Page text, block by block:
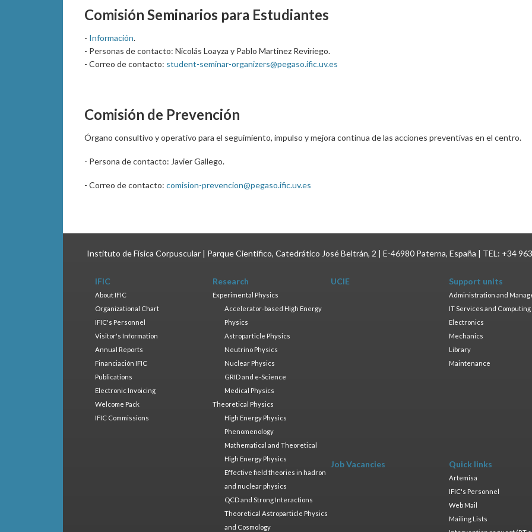
Comisión Seminarios para Estudiantes
- Información.
- Personas de contacto: Nicolás Loayza y Pablo Martinez Reviriego.
- Correo de contacto: student-seminar-organizers@pegaso.ific.uv.es
Comisión de Prevención
Órgano consultivo y operativo para el seguimiento, impulso y mejora continua de las acciones preventivas en el centro.
- Persona de contacto: Javier Gallego.
- Correo de contacto: comision-prevencion@pegaso.ific.uv.es
Instituto de Física Corpuscular | Parque Científico, Catedrático José Beltrán, 2 | E-46980 Paterna, España | TEL: +34
IFIC
About IFIC
Organizational Chart
IFIC's Personnel
Visitor's Information
Annual Reports
Financiación IFIC
Publications
Electronic Invoicing
Welcome Pack
IFIC Commissions
Research
Experimental Physics
Accelerator-based High Energy
Physics
Astroparticle Physics
Neutrino Physics
Nuclear Physics
GRID and e-Science
Medical Physics
Theoretical Physics
High Energy Physics
Phenomenology
Mathematical and Theoretical
High Energy Physics
Effective field theories in hadron
and nuclear physics
QCD and Strong Interactions
Theoretical Astroparticle Physics
and Cosmology
UCIE Support units
Administration and
IT Services and Computing
Electronics
Mechanics
Library
Maintenance
Job Vacancies Quick links
Artemisa
IFIC's Personnel
Web Mail
Mailing Lists